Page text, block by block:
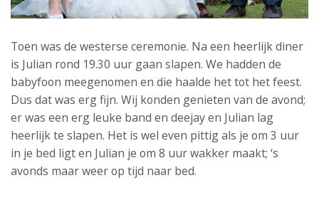
Toen was de westerse ceremonie. Na een heerlijk diner
is Julian rond 19.30 uur gaan slapen. We hadden de
babyfoon meegenomen en die haalde het tot het feest.
Dus dat was erg fijn. Wij konden genieten van de avond;
er was een erg leuke band en deejay en Julian lag
heerlijk te slapen. Het is wel even pittig als je om 3 uur
in je bed ligt en Julian je om 8 uur wakker maakt; ‘s
avonds maar weer op tijd naar bed.